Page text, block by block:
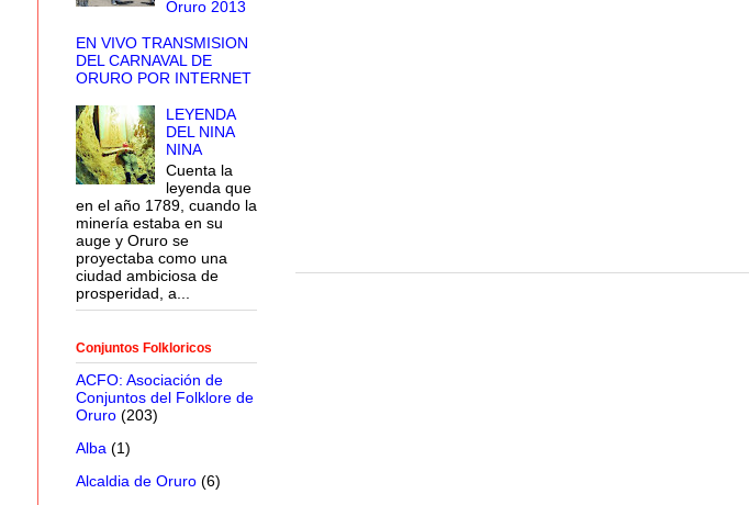
Oruro 2013
EN VIVO TRANSMISION
DEL CARNAVAL DE
ORURO POR INTERNET
LEYENDA
DEL NINA
NINA
Cuenta la
leyenda que
en el año 1789, cuando la
minería estaba en su
auge y Oruro se
proyectaba como una
ciudad ambiciosa de
prosperidad, a...
Conjuntos Folkloricos
ACFO: Asociación de
Conjuntos del Folklore de
Oruro (203)
Alba (1)
Alcaldia de Oruro (6)